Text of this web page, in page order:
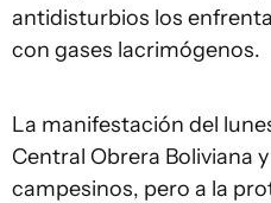
antidisturbios los
con gases lacrimógenos.
La manifestación del
Central Obrera Boliviana
campesinos, pero a la